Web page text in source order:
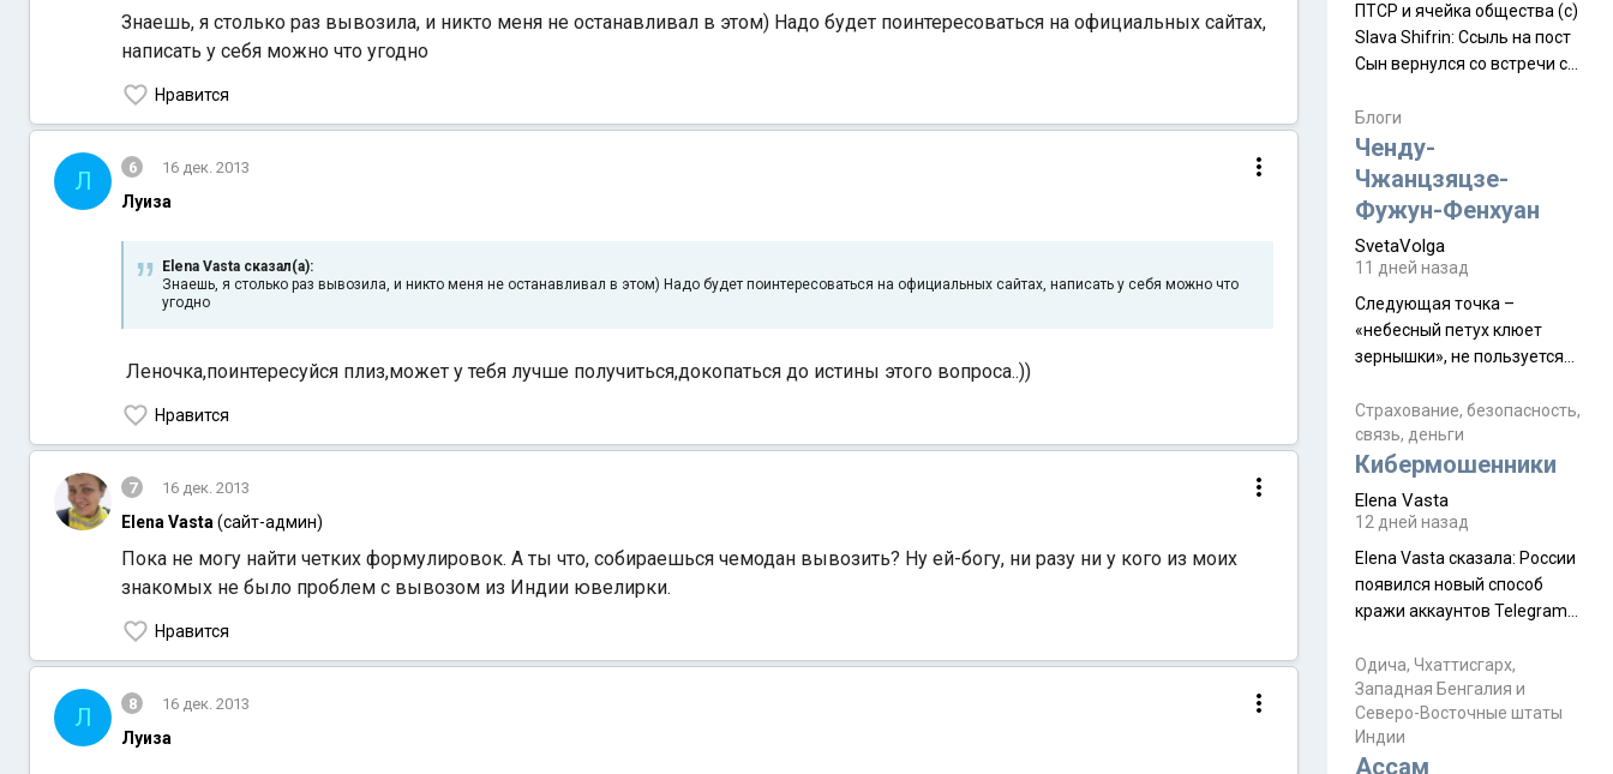
Знаешь, я столько раз вывозила, и никто меня не останавливал в этом) Надо будет поинтересоваться на официальных сайтах,
написать у себя можно что угодно
Нравится
Л 6 16 дек. 2013
Луиза
Elena Vasta сказал(а):
Знаешь, я столько раз вывозила, и никто меня не останавливал в этом) Надо будет поинтересоваться на официальных сайтах, написать у себя можно что
угодно
Леночка,поинтересуйся плиз,может у тебя лучше получиться,докопаться до истины этого вопроса..))
Нравится
7 16 дек. 2013
Elena Vasta (сайт-админ)
Пока не могу найти четких формулировок. А ты что, собираешься чемодан вывозить? Ну ей-богу, ни разу ни у кого из моих
знакомых не было проблем с вывозом из Индии ювелирки.
Нравится
Л 8 16 дек. 2013
Луиза
ПТСР и ячейка общества (с)
Slava Shifrin: Ссыль на пост
Сын вернулся со встречи с
уже, как демобилизовались,
а продолжают встречаться
почти каждую неделю) и с
порога сообщил: "Эйтан
разводится!" Эйтан -
мальчик из религиозной
семьи, из тех, кого называют
"вязаные кипы". С 2022-го
Блоги
Ченду-
Чжанцзяцзе-
Фужун-Фенхуан
SvetaVolga
11 дней назад
Следующая точка –
«небесный петух клюет
зернышки», не пользуется
заслужено, и чтобы попасть
на начало тропы показали
водителю карту, иначе
Пошли туда, потому что я
отзывов. По мне – сплошная
физуха, долгий спуск, потом
подъем по этому же пути.
Пока
Страхование, безопасность,
связь, деньги
Кибермошенники
Elena Vasta
12 дней назад
Elena Vasta сказалa: России
появился новый способ
кражи аккаунтов Telegram
Прочитайте! У моих двух
знакомых вот так увели
аккаунты
Одича, Чхаттисгарх,
Западная Бенгалия и
Северо-Восточные штаты
Индии
Ассам